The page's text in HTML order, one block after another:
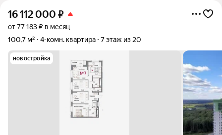
16 112 000 ₽
от 77 183 ₽ в месяц
100,7 м²
4-комн. квартира 7 этаж из 20
новостройка